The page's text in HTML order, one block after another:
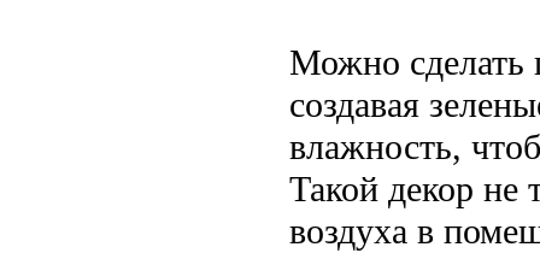
Можно сделать
создавая
влажность,
Такой декор не
воздуха в